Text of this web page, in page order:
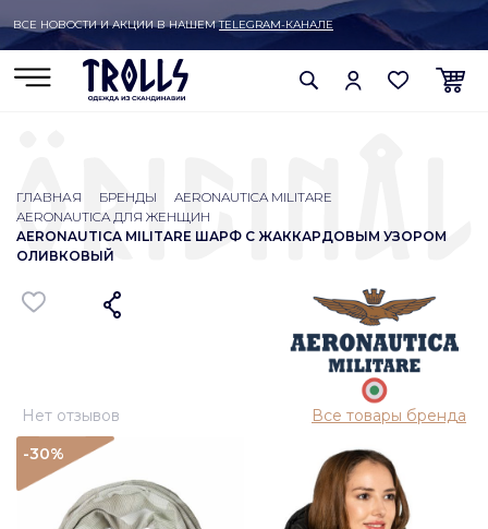
ВСЕ НОВОСТИ И АКЦИИ В НАШЕМTELEGRAM-КАНАЛЕ
ГЛАВНАЯ БРЕНДЫ
AERONAUTICA MILITARE
AERONAUTICA ДЛЯ ЖЕНЩИН
AERONAUTICA MILITARE ШАРФ С ЖАККАРДОВЫМ УЗОРОМ
ОЛИВКОВЫЙ
Нет отзывов
Все товары бренда
-30%